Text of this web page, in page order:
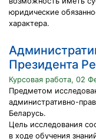
юридические
характера.
Президента
Курсовая работа, 02
Предметом
административно-
Беларусь.
Цель исследования
в ходе обучения